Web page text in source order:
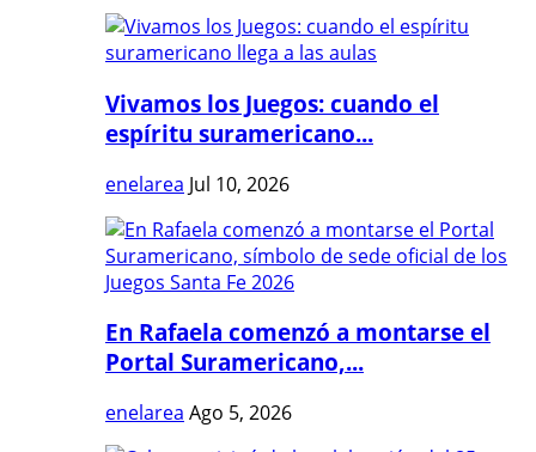
Vivamos los Juegos: cuando el
espíritu suramericano...
enelarea Jul 10, 2026
En Rafaela comenzó a montarse el
Portal Suramericano,...
enelarea Ago 5, 2026